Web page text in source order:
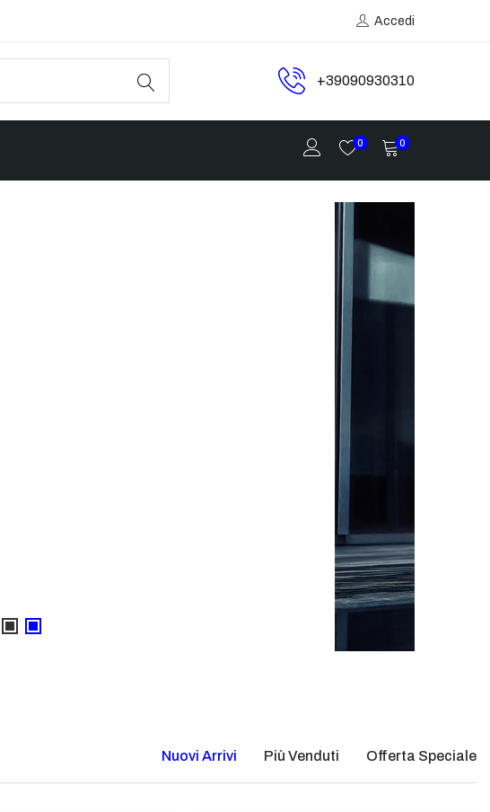
Accedi
+39090930310
0 0
Nuovi Arrivi Più Venduti Offerta Speciale